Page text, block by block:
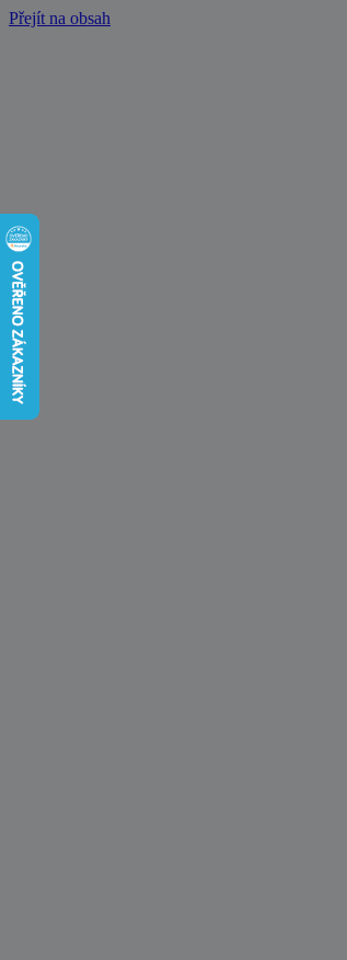
Přejít na obsah